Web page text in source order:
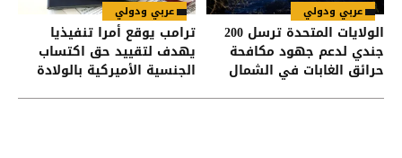
عربي ودولي
الولايات المتحدة ترسل 200
جندي لدعم جهود مكافحة
حرائق الغابات في الشمال
عربي ودولي
ترامب يوقع أمرا تنفيذيا
يهدف لتقييد حق اكتساب
الجنسية الأميركية بالولادة